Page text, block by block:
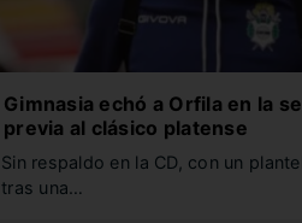
Gimnasia echó a Orfila en la
previa al clásico platense
Sin respaldo en la CD, con un
tras una…